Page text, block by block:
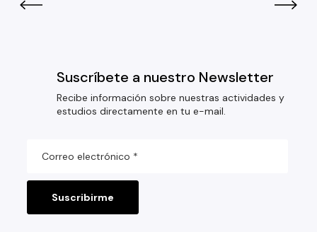
Suscríbete a nuestro Newsletter
Recibe información sobre nuestras actividades y
estudios directamente en tu e-mail.